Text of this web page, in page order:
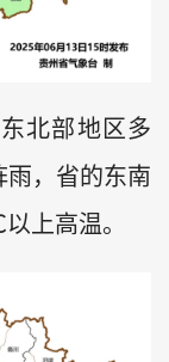
北部地区多
，省的东南
上高温。